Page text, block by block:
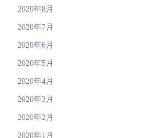
2020年8月
2020年7月
2020年6月
2020年5月
2020年4月
2020年3月
2020年2月
2020年1月